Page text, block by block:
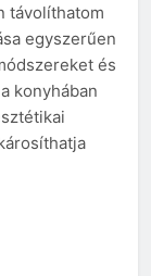
távolíthatom
egyszerűen
és
konyhában